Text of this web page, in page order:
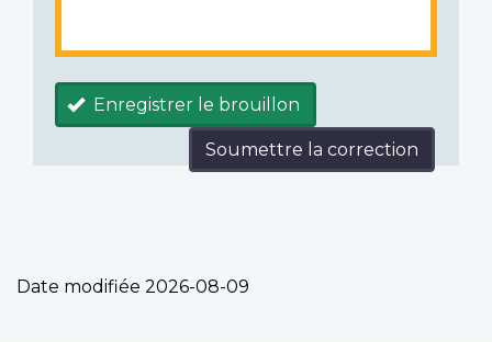
Enregistrer le brouillon
Soumettre la correction
Date modifiée 2026-08-09